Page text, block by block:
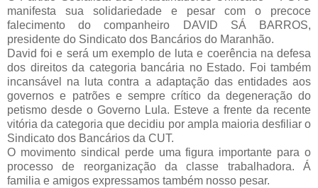
manifesta sua solidariedade e pesar com o precoce
falecimento do companheiro DAVID SÁ BARROS,
presidente do Sindicato dos Bancários do Maranhão.
David foi e será um exemplo de luta e coerência na defesa
dos direitos da categoria bancária no Estado. Foi também
incansável na luta contra a adaptação das entidades aos
governos e patrões e sempre crítico da degeneração do
petismo desde o Governo Lula. Esteve a frente da recente
vitória da categoria que decidiu por ampla maioria desfiliar o
Sindicato dos Bancários da CUT.
O movimento sindical perde uma figura importante para o
processo de reorganização da classe trabalhadora. Á
familia e amigos expressamos também nosso pesar.